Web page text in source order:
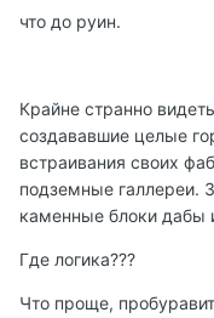
что до руин.
Крайне странно
создававшие целые
встраивания своих
подземные галлереи.
каменные блоки дабы
Где логика???
Что проще,